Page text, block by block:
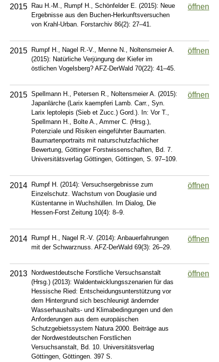
2015 Rau H.-M., Rumpf H., Schönfelder E. (2015): Neue
Ergebnisse aus den Buchen-Herkunftsversuchen
von Krahl-Urban. Forstarchiv 86(2): 27–41.
öffnen
2015 Rumpf H., Nagel R.-V., Menne N., Noltensmeier A.
(2015): Natürliche Verjüngung der Kiefer im
östlichen Vogelsberg? AFZ-DerWald 70(22): 41–45.
öffnen
2015 Spellmann H., Petersen R., Noltensmeier A. (2015):
Japanlärche (Larix kaempferi Lamb. Carr., Syn.
Larix leptolepis (Sieb et Zucc.) Gord.). In: Vor T.,
Spellmann H., Bolte A., Ammer C. (Hrsg.),
Potenziale und Risiken eingeführter Baumarten.
Baumartenportraits mit naturschutzfachlicher
Bewertung, Göttinger Forstwissenschaften, Bd. 7.
Universitätsverlag Göttingen, Göttingen, S. 97–109.
öffnen
2014 Rumpf H. (2014): Versuchsergebnisse zum
Einzelschutz. Wachstum von Douglasie und
Küstentanne in Wuchshüllen. Im Dialog, Die
Hessen-Forst Zeitung 10(4): 8–9.
öffnen
2014 Rumpf H., Nagel R.-V. (2014): Anbauerfahrungen
mit der Schwarznuss. AFZ-DerWald 69(3): 26–29.
öffnen
2013 Nordwestdeutsche Forstliche Versuchsanstalt
(Hrsg.) (2013): Waldentwicklungsszenarien für das
Hessische Ried: Entscheidungsunterstützung vor
dem Hintergrund sich beschleunigt ändernder
Wasserhaushalts- und Klimabedingungen und den
Anforderungen aus dem europäischen
Schutzgebietssystem Natura 2000. Beiträge aus
der Nordwestdeutschen Forstlichen
Versuchsanstalt, Bd. 10. Universitätsverlag
Göttingen, Göttingen. 397 S.
öffnen